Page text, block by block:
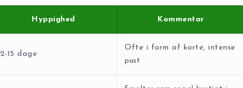
Hyppighed Kommentar
15 dage
Ofte i form af korte, intense
pust